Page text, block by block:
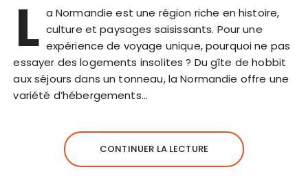
L a Normandie est une région riche en histoire,
culture et paysages saisissants. Pour une
expérience de voyage unique, pourquoi ne pas
essayer des logements insolites ? Du gîte de hobbit
aux séjours dans un tonneau, la Normandie offre une
variété d’hébergements…
CONTINUER LA LECTURE